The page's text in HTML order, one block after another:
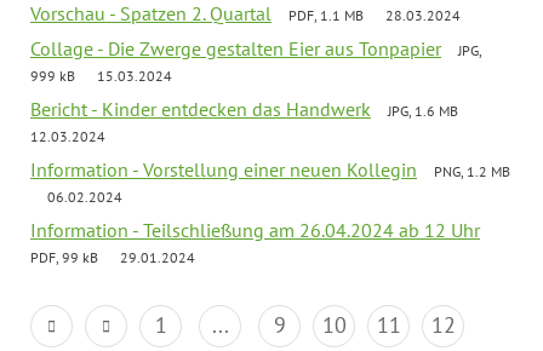
Vorschau - Spatzen 2. Quartal PDF, 1.1 MB 28.03.2024
Collage - Die Zwerge gestalten Eier aus Tonpapier
JPG,
999 kB
15.03.2024
Bericht - Kinder entdecken das Handwerk
JPG, 1.6 MB
12.03.2024
Information - Vorstellung einer neuen Kollegin
PNG, 1.2 MB
06.02.2024
Information - Teilschließung am 26.04.2024 ab 12 Uhr
PDF, 99 kB 29.01.2024
1 ... 9 10 11
12